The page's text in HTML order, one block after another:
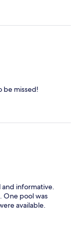
be missed!
and informative.
One pool was
available.